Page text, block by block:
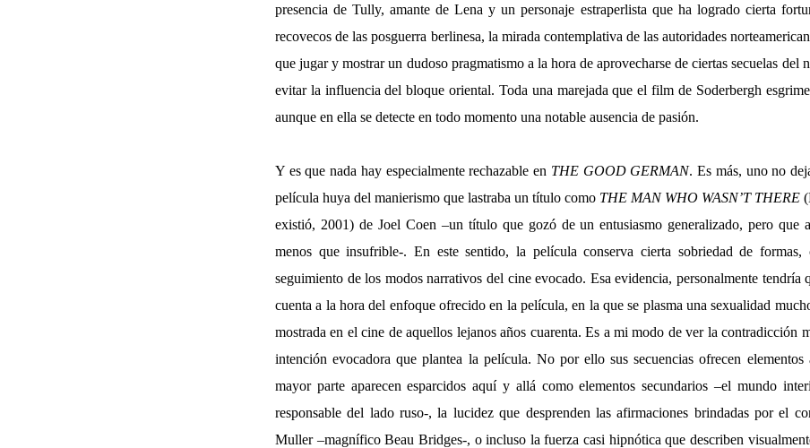
presencia de Tully, amante de Lena y un personaje estraperlista que ha logrado cierta
recovecos de las posguerra berlinesa, la mirada contemplativa de las autoridades
que jugar y mostrar un dudoso pragmatismo a la hora de aprovecharse de ciertas secuelas del
evitar la influencia del bloque oriental. Toda una marejada que el film de Soderbergh
aunque en ella se detecte en todo momento una notable ausencia de pasión.
Y es que nada hay especialmente rechazable en THE GOOD GERMAN. Es más, uno no
película huya del manierismo que lastraba un título como THE MAN WHO WASN’T THERE
existió, 2001) de Joel Coen –un título que gozó de un entusiasmo generalizado, pero que
menos que insufrible-. En este sentido, la película conserva cierta sobriedad de formas,
seguimiento de los modos narrativos del cine evocado. Esa evidencia, personalmente tendría
cuenta a la hora del enfoque ofrecido en la película, en la que se plasma una sexualidad
mostrada en el cine de aquellos lejanos años cuarenta. Es a mi modo de ver la contradicción
intención evocadora que plantea la película. No por ello sus secuencias ofrecen elementos
mayor parte aparecen esparcidos aquí y allá como elementos secundarios –el mundo
responsable del lado ruso-, la lucidez que desprenden las afirmaciones brindadas por el
Muller –magnífico Beau Bridges-, o incluso la fuerza casi hipnótica que describen